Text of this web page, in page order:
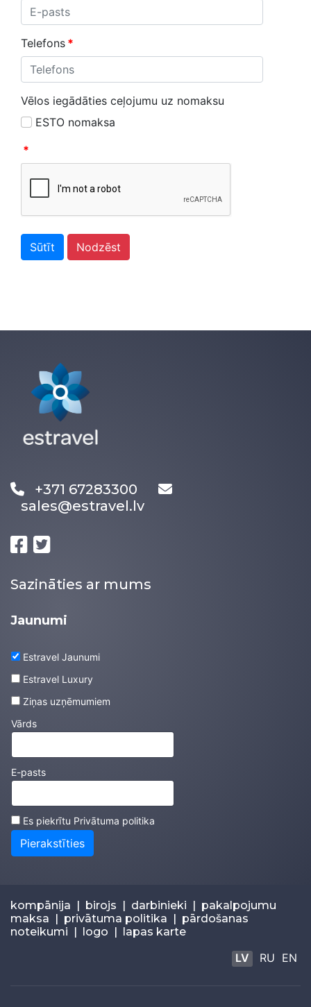
Telefons *
Vēlos iegādāties ceļojumu uz nomaksu
ESTO nomaksa
*
Sūtīt Nodzēst
+371 67283300
sales@estravel.lv
Sazināties ar mums
Jaunumi
Estravel Jaunumi
Estravel Luxury
Ziņas uzņēmumiem
Vārds
E-pasts
Es piekrītu Privātuma politika
Pierakstīties
kompānija | birojs | darbinieki | pakalpojumu
maksa | privātuma politika | pārdošanas
noteikumi | logo | lapas karte
LV RU EN